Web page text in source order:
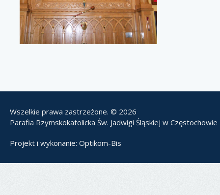
Wszelkie prawa zastrzeżone. © 2026
Parafia Rzymskokatolicka Św. Jadwigi Śląskiej w Częstochowie
Projekt i wykonanie: Optikom-Bis